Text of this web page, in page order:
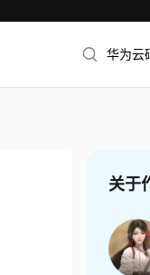
华为云
关于